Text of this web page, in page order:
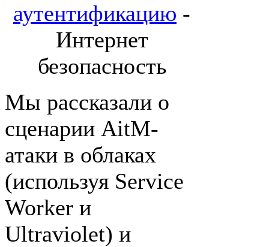
аутентификацию -
Интернет
безопасность
Мы рассказали о
сценарии AitM-
атаки в облаках
(используя Service
Worker и
Ultraviolet) и